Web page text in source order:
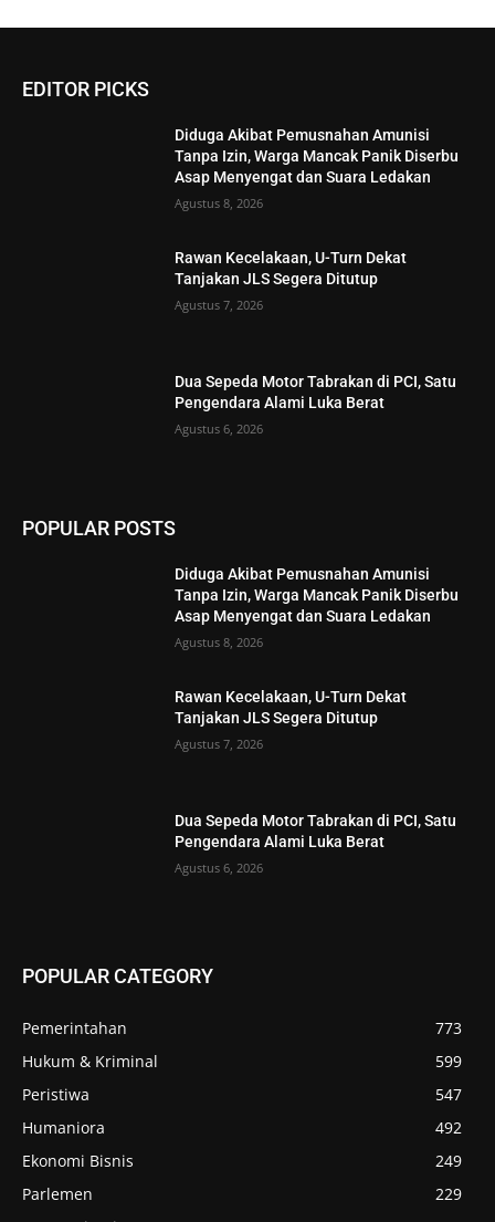
EDITOR PICKS
Diduga Akibat Pemusnahan Amunisi
Tanpa Izin, Warga Mancak Panik Diserbu
Asap Menyengat dan Suara Ledakan
Agustus 8, 2026
Rawan Kecelakaan, U-Turn Dekat
Tanjakan JLS Segera Ditutup
Agustus 7, 2026
Dua Sepeda Motor Tabrakan di PCI, Satu
Pengendara Alami Luka Berat
Agustus 6, 2026
POPULAR POSTS
Diduga Akibat Pemusnahan Amunisi
Tanpa Izin, Warga Mancak Panik Diserbu
Asap Menyengat dan Suara Ledakan
Agustus 8, 2026
Rawan Kecelakaan, U-Turn Dekat
Tanjakan JLS Segera Ditutup
Agustus 7, 2026
Dua Sepeda Motor Tabrakan di PCI, Satu
Pengendara Alami Luka Berat
Agustus 6, 2026
POPULAR CATEGORY
Pemerintahan
773
Hukum & Kriminal
599
Peristiwa
547
Humaniora
492
Ekonomi Bisnis
249
Parlemen
229